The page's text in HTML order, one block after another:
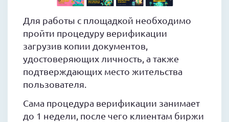
Для работы с площадкой необходимо
пройти процедуру верификации
загрузив копии документов,
удостоверяющих личность, а также
подтверждающих место жительства
пользователя.
Сама процедура верификации занимает
до 1 недели, после чего клиентам биржи